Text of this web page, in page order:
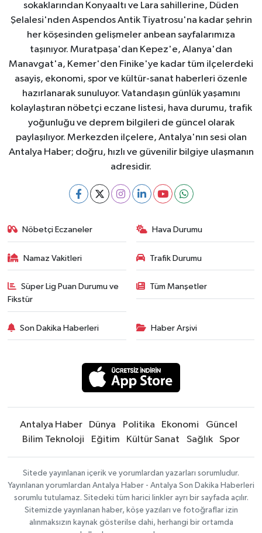
sokaklarından Konyaaltı ve Lara sahillerine, Düden
Şelalesi'nden Aspendos Antik Tiyatrosu'na kadar şehrin
her köşesinden gelişmeler anbean sayfalarımıza
taşınıyor. Muratpaşa'dan Kepez'e, Alanya'dan
Manavgat'a, Kemer'den Finike'ye kadar tüm ilçelerdeki
asayiş, ekonomi, spor ve kültür-sanat haberleri özenle
hazırlanarak sunuluyor. Vatandaşın günlük yaşamını
kolaylaştıran nöbetçi eczane listesi, hava durumu, trafik
yoğunluğu ve deprem bilgileri de güncel olarak
paylaşılıyor. Merkezden ilçelere, Antalya'nın sesi olan
Antalya Haber; doğru, hızlı ve güvenilir bilgiye ulaşmanın
adresidir.
Nöbetçi Eczaneler Hava Durumu
Namaz Vakitleri Trafik Durumu
Süper Lig Puan Durumu ve
Fikstür
Tüm Manşetler
Son Dakika Haberleri Haber Arşivi
Antalya Haber Dünya Politika Ekonomi
Güncel
Bilim Teknoloji
Eğitim Kültür Sanat Sağlık Spor
Sitede yayınlanan içerik ve yorumlardan yazarları sorumludur.
Yayınlanan yorumlardan Antalya Haber - Antalya Son Dakika Haberleri
sorumlu tutulamaz. Sitedeki tüm harici linkler ayrı bir sayfada açılır.
Sitemizde yayınlanan haber, köşe yazıları ve fotoğraflar izin
alınmaksızın kaynak gösterilse dahi, herhangi bir ortamda